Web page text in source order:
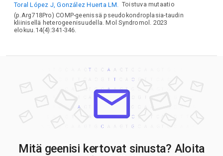
Toral López J, González Huerta LM.
Toistuva mutaatio
(p.Arg718Pro) COMP-geenissä pseudokondroplasia-taudin
kliinisellä heterogeenisuudella. Mol Syndromol. 2023
elokuu.14(4):341-346.
Mitä geenisi kertovat sinusta? Aloita